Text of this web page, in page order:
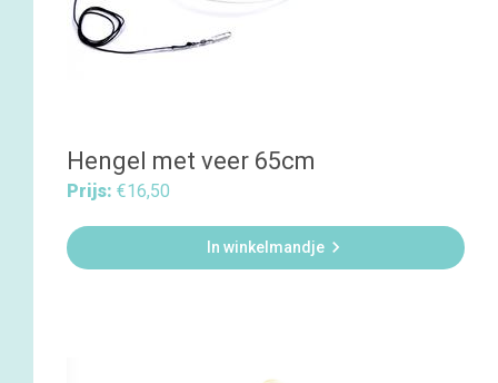
Hengel met veer 65cm
Prijs: €16,50
In winkelmandje 